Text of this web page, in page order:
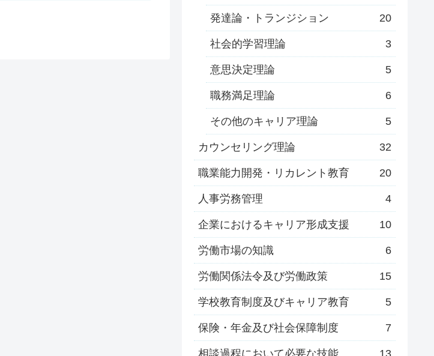
発達論・トランジション 20
社会的学習理論 3
意思決定理論 5
職務満足理論 6
その他のキャリア理論 5
カウンセリング理論 32
職業能力開発・リカレント教育 20
人事労務管理 4
企業におけるキャリア形成支援 10
労働市場の知識 6
労働関係法令及び労働政策 15
学校教育制度及びキャリア教育 5
保険・年金及び社会保障制度 7
相談過程において必要な技能 13